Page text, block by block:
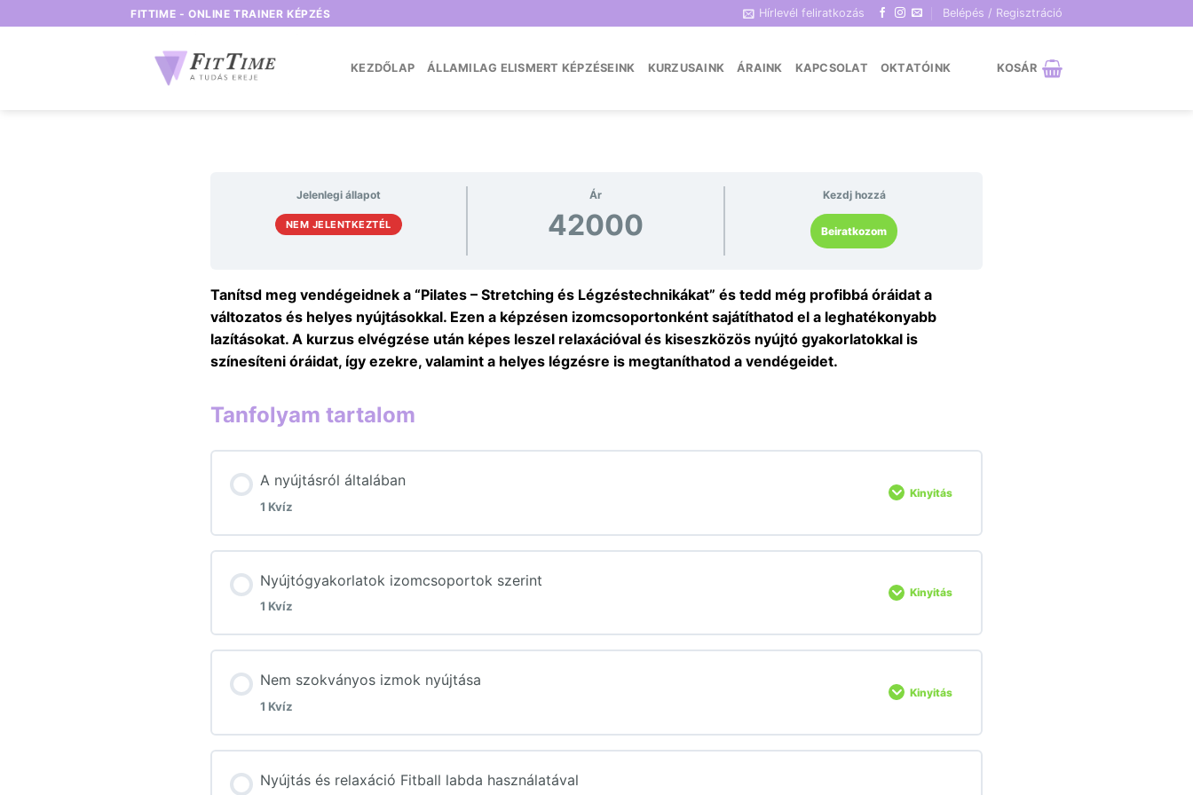
to
FITTIME - ONLINE TRAINER KÉPZÉS Hírlevél feliratkozás Belépés / Regisztráció
KEZDŐLAP ÁLLAMILAG ELISMERT KÉPZÉSEINK KURZUSAINK ÁRAINK KAPCSOLAT OKTATÓINK KOSÁR
Jelenlegi állapot
NEM JELENTKEZTÉL
Ár
42000
Kezdj hozzá
Beiratkozom
Tanítsd meg vendégeidnek a “Pilates – Stretching és Légzéstechnikákat” és tedd még profibbá óráidat a
változatos és helyes nyújtásokkal. Ezen a képzésen izomcsoportonként sajátíthatod el a leghatékonyabb
lazításokat. A kurzus elvégzése után képes leszel relaxációval és kiseszközös nyújtó gyakorlatokkal is
színesíteni óráidat, így ezekre, valamint a helyes légzésre is megtaníthatod a vendégeidet.
Tanfolyam tartalom
A nyújtásról általában
1 Kvíz
Kinyitás
Nyújtógyakorlatok izomcsoportok szerint
1 Kvíz
Kinyitás
Nem szokványos izmok nyújtása
1 Kvíz
Kinyitás
Nyújtás és relaxáció Fitball labda használatával